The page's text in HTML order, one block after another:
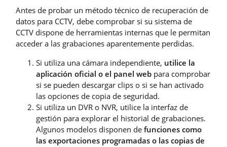
Antes de probar un método técnico de recuperación de
datos para CCTV, debe comprobar si su sistema de
CCTV dispone de herramientas internas que le permitan
acceder a las grabaciones aparentemente perdidas.
Si utiliza una cámara independiente, utilice la
aplicación oficial o el panel web para comprobar
si se pueden descargar clips o si se han activado
las opciones de copia de seguridad.
Si utiliza un DVR o NVR, utilice la interfaz de
gestión para explorar el historial de grabaciones.
Algunos modelos disponen de funciones como
las exportaciones programadas o las copias de